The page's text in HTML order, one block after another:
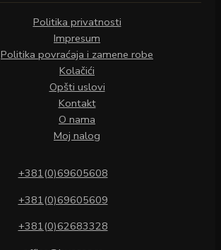
Politika privatnosti
Impresum
Politika povraćaja i zamene robe
Kolačići
Opšti uslovi
Kontakt
O nama
Moj nalog
+381(0)69605608
+381(0)69605609
+381(0)62683328